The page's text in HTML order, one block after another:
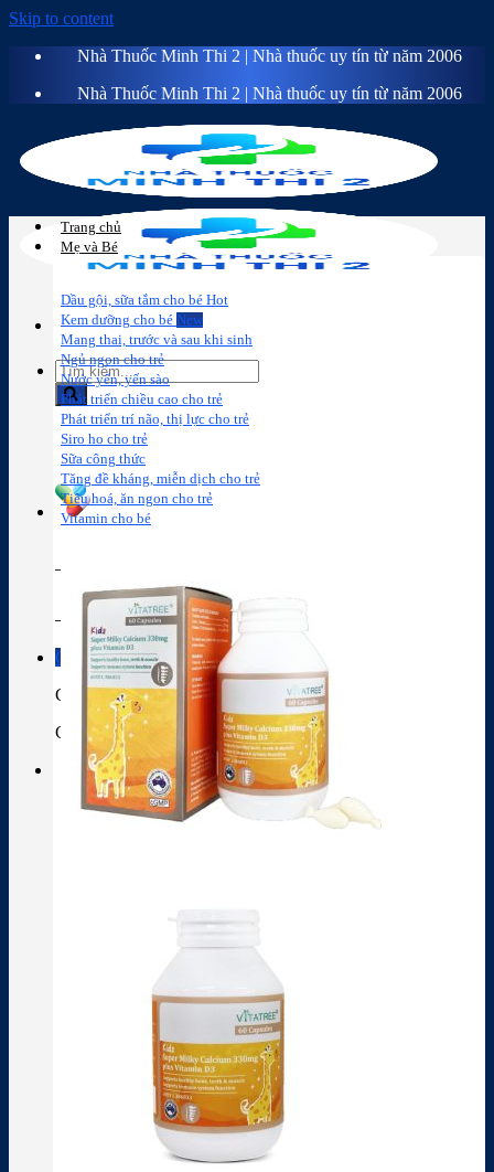
Skip to content
Nhà Thuốc Minh Thi 2 | Nhà thuốc uy tín từ năm 2006
Nhà Thuốc Minh Thi 2 | Nhà thuốc uy tín từ năm 2006
Sữa công
thức
Thành phần thuốc
Giỏ hàng
Giỏ hàng
Chưa có sản phẩm trong giỏ hàng.
Trang chủ
Mẹ và Bé
Dầu gội, sữa tắm cho bé
Kem dưỡng cho bé
Mang thai, trước và sau khi sinh
Ngủ ngon cho trẻ
Nước yến, yến sào
Phát triển chiều cao cho trẻ
Phát triển trí não, thị lực cho trẻ
Siro ho cho trẻ
Sữa công thức
Tăng đề kháng, miễn dịch cho trẻ
Tiêu hoá, ăn ngon cho trẻ
Vitamin cho bé